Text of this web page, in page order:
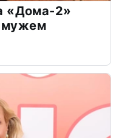
«Дома-2»
мужем